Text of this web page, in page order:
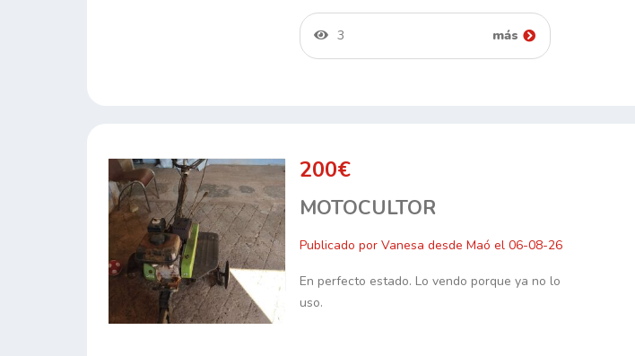
3 más
200€
MOTOCULTOR
Publicado por Vanesa desde Maó el 06-08-26
En perfecto estado. Lo vendo porque ya no lo
uso.